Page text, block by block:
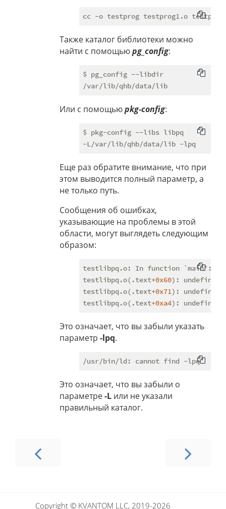
Также каталог библиотеки можно
найти с помощьюpg_config:
$ pg_config --libdir
Или с помощьюpkg-config:
$ pkg-config --libs libpq
Еще раз обратите внимание, что при
этом выводится полный параметр, а
не только путь.
Сообщения об ошибках,
указывающие на проблемы в этой
области, могут выглядеть следующим
образом:
testlibpq.o: In function `main' :
testlibpq.o(.text+0x60): undefined
testlibpq.o(.text+0x71): undefined
testlibpq.o(.text+0xa4): undefined
Это означает, что вы забыли указать
параметр -lpq.
Это означает, что вы забыли о
параметре-L или не указали
правильный каталог.
Copyright © KVANTOM LLC, 2019-2026